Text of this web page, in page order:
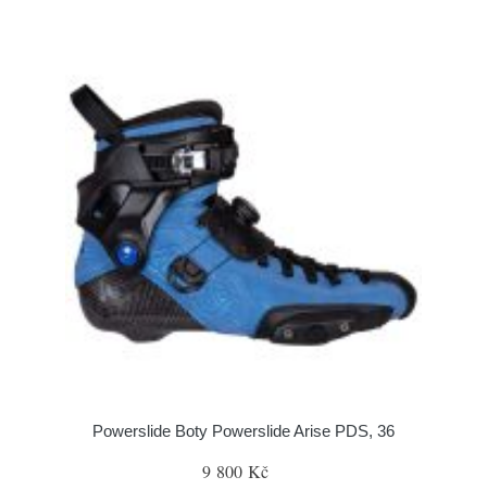
Powerslide Boty Powerslide Arise PDS, 36
9 800 Kč